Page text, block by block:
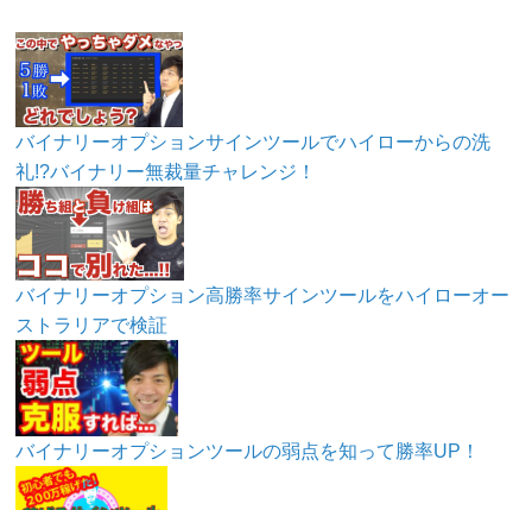
バイナリーオプションサインツールでハイローからの洗
礼!?バイナリー無裁量チャレンジ！
バイナリーオプション高勝率サインツールをハイローオー
ストラリアで検証
バイナリーオプションツールの弱点を知って勝率UP！